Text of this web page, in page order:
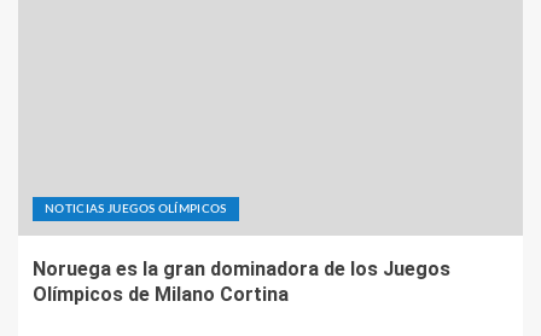
NOTICIAS JUEGOS OLÍMPICOS
Noruega es la gran dominadora de los Juegos
Olímpicos de Milano Cortina